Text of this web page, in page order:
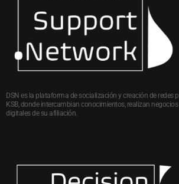
DSN es la plataforma de socialización y creación de redes
KSB, donde intercambian conocimientos, realizan
digitales de su afiliación.